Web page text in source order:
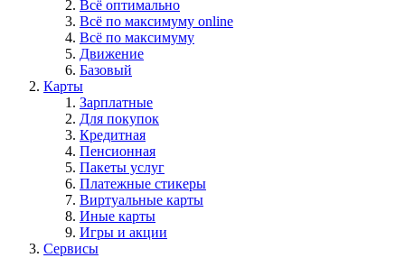
Всё оптимально
Всё по максимуму online
Всё по максимуму
Движение
Базовый
Карты
Зарплатные
Для покупок
Кредитная
Пенсионная
Пакеты услуг
Платежные стикеры
Виртуальные карты
Иные карты
Игры и акции
Сервисы